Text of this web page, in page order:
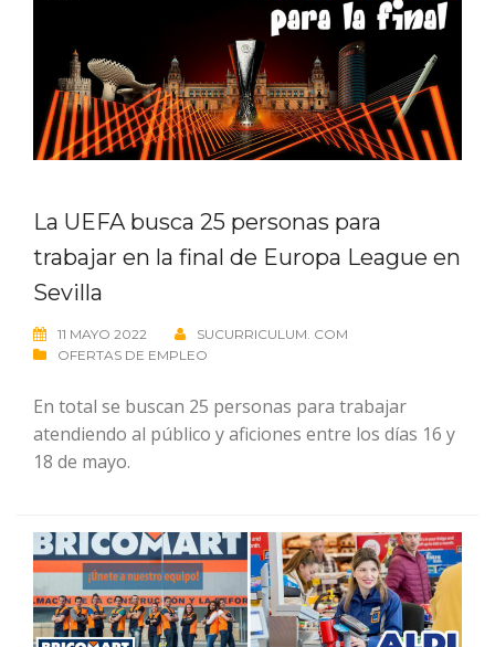
La UEFA busca 25 personas para
trabajar en la final de Europa League en
Sevilla
11 MAYO 2022
SUCURRICULUM. COM
OFERTAS DE EMPLEO
En total se buscan 25 personas para trabajar
atendiendo al público y aficiones entre los días 16 y
18 de mayo.